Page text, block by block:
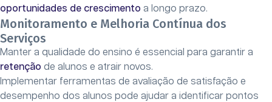
oportunidades de crescimento a longo prazo.
Monitoramento e Melhoria Contínua dos
Serviços
Manter a qualidade do ensino é essencial para garantir a
retenção de alunos e atrair novos.
Implementar ferramentas de avaliação de satisfação e
desempenho dos alunos pode ajudar a identificar pontos